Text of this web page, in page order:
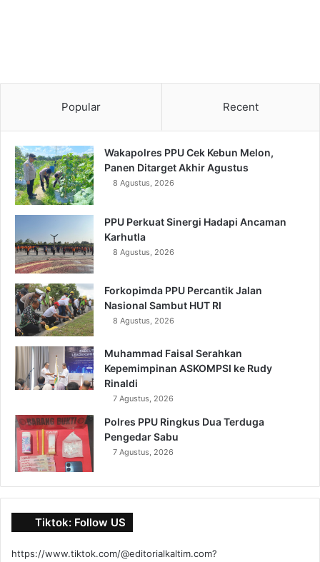
Popular Recent
Wakapolres PPU Cek Kebun Melon,
Panen Ditarget Akhir Agustus
8 Agustus, 2026
PPU Perkuat Sinergi Hadapi Ancaman
Karhutla
8 Agustus, 2026
Forkopimda PPU Percantik Jalan
Nasional Sambut HUT RI
8 Agustus, 2026
Muhammad Faisal Serahkan
Kepemimpinan ASKOMPSI ke Rudy
Rinaldi
7 Agustus, 2026
Polres PPU Ringkus Dua Terduga
Pengedar Sabu
7 Agustus, 2026
Tiktok: Follow US
https://www.tiktok.com/@editorialkaltim.com?